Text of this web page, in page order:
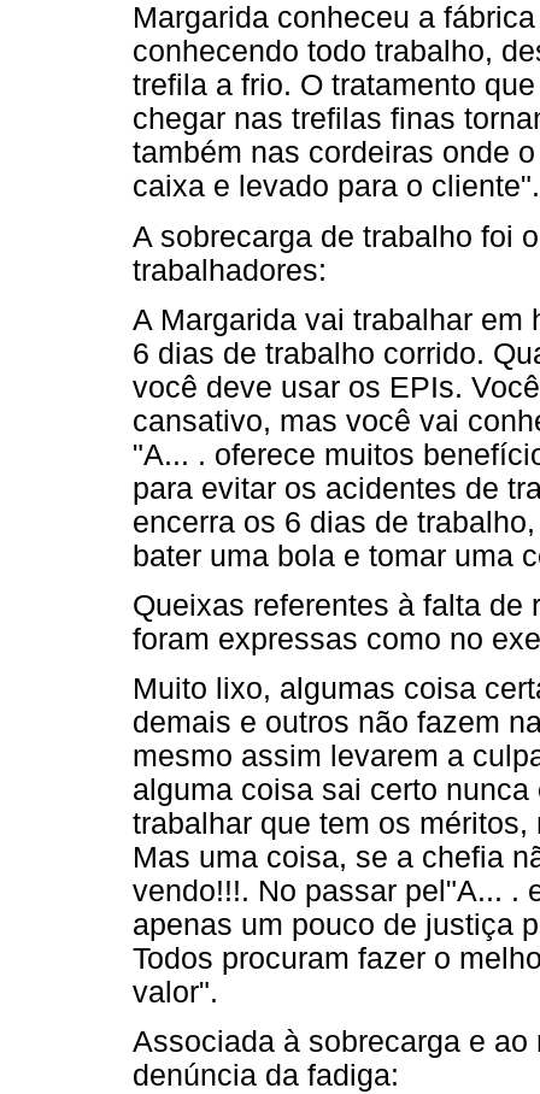
Margarida conheceu a
conhecendo todo trabalho,
trefila a frio. O tratamento
chegar nas trefilas finas
também nas cordeiras onde
caixa e levado para o cliente".
A sobrecarga de trabalho foi
trabalhadores:
A Margarida vai trabalhar em
6 dias de trabalho corrido.
você deve usar os EPIs.
cansativo, mas você vai
"A... . oferece muitos
para evitar os acidentes de
encerra os 6 dias de
bater uma bola e tomar uma
Queixas referentes à falta de
foram expressas como no
Muito lixo, algumas coisa
demais e outros não fazem
mesmo assim levarem a
alguma coisa sai certo
trabalhar que tem os
Mas uma coisa, se a chefia
vendo!!!. No passar pel"A... .
apenas um pouco de justiça
Todos procuram fazer o
valor".
Associada à sobrecarga e
denúncia da fadiga: